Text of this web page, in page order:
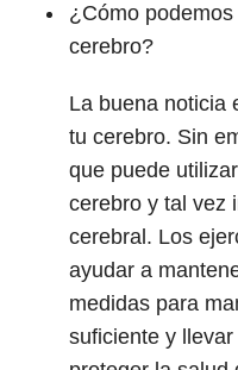
¿Cómo
cerebro?
La buena noticia
tu cerebro. Sin
que puede
cerebro y tal vez
cerebral. Los
ayudar a
medidas para
suficiente y